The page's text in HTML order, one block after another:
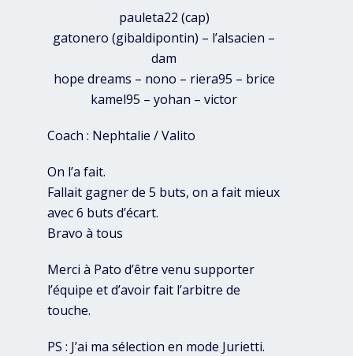
pauleta22 (cap)
gatonero (gibaldipontin) – l’alsacien –
dam
hope dreams – nono – riera95 – brice
kamel95 – yohan – victor
Coach : Nephtalie / Valito
On l’a fait.
Fallait gagner de 5 buts, on a fait mieux
avec 6 buts d’écart.
Bravo à tous
Merci à Pato d’être venu supporter
l’équipe et d’avoir fait l’arbitre de
touche.
PS : J’ai ma sélection en mode Jurietti.